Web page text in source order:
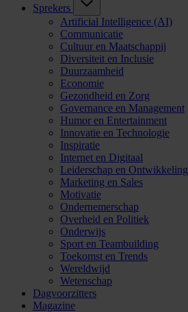
Sprekers
Artificial Intelligence (AI)
Communicatie
Cultuur en Maatschappij
Diversiteit en Inclusie
Duurzaamheid
Economie
Gezondheid en Zorg
Governance en Management
Humor en Entertainment
Innovatie en Technologie
Inspiratie
Internet en Digitaal
Leiderschap en Ontwikkeling
Marketing en Sales
Motivatie
Ondernemerschap
Overheid en Politiek
Onderwijs
Sport en Teambuilding
Toekomst en Trends
Wereldwijd
Wetenschap
Dagvoorzitters
Magazine